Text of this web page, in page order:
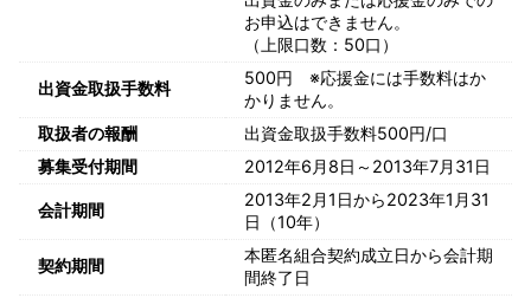
お申込はできません。
（上限口数：50口）
出資金取扱手数料
500円 ※応援金には手数料はか
かりません。
取扱者の報酬
出資金取扱手数料500円/口
募集受付期間
2012年6月8日～2013年7月31日
会計期間
2013年2月1日から2023年1月31
日（10年）
契約期間
本匿名組合契約成立日から会計期
間終了日